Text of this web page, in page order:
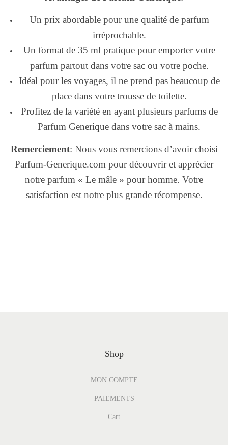
Un prix abordable pour une qualité de parfum
irréprochable.
Un format de 35 ml pratique pour emporter votre
parfum partout dans votre sac ou votre poche.
Idéal pour les voyages, il ne prend pas beaucoup de
place dans votre trousse de toilette.
Profitez de la variété en ayant plusieurs parfums de
Parfum Generique dans votre sac à mains.
Remerciement: Nous vous remercions d’avoir choisi
Parfum-Generique.com pour découvrir et apprécier
notre parfum « Le mâle » pour homme. Votre
satisfaction est notre plus grande récompense.
Shop
MON COMPTE
PAIEMENTS
Cart